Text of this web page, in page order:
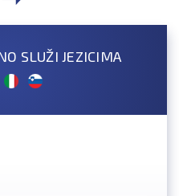
SLUŽI JEZICIMA